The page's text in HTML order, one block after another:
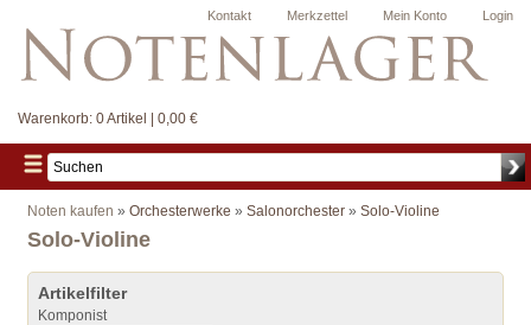
Login
Mein Konto
Merkzettel
Kontakt
Warenkorb: 0 Artikel | 0,00 €
Noten kaufen » Orchesterwerke » Salonorchester » Solo-Violine
Solo-Violine
Artikelfilter
Komponist